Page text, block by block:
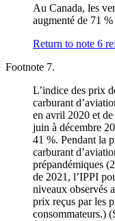
Au Canada, les
augmenté de 71
Return to note 6
Footnote 7.
L’indice des prix
carburant
en avril 2020 et
juin à décembre
41 %. Pendant la
carburant
prépandémiques
de 2021, l’IPPI
niveaux observés
prix reçus par les
consommateurs.)